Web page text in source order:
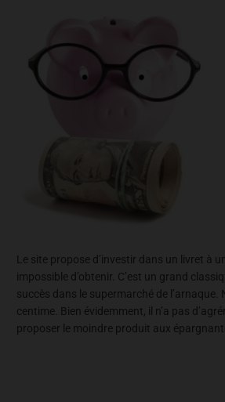
Le site propose d’investir dans un livret à
impossible d’obtenir. C’est un grand
succès dans le supermarché de l’arnaque.
centime. Bien évidemment, il n’a pas
proposer le moindre produit aux